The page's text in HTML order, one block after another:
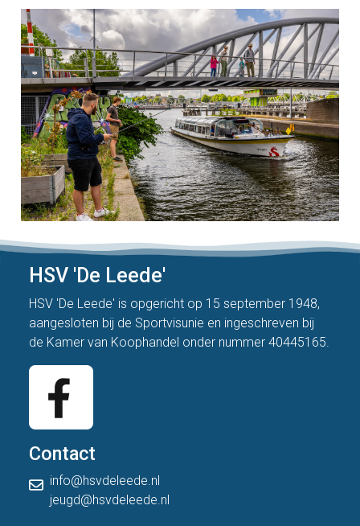
HSV 'De Leede'
HSV 'De Leede' is opgericht op 15 september 1948,
aangesloten bij de Sportvisunie en ingeschreven bij
de Kamer van Koophandel onder nummer 40445165.
Contact
info@hsvdeleede.nl
jeugd@hsvdeleede.nl